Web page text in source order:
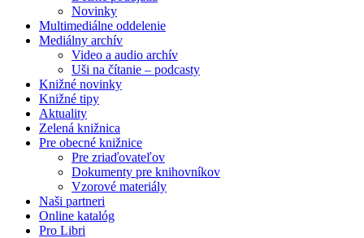
Novinky
Multimediálne oddelenie
Mediálny archív
Video a audio archív
Uši na čítanie – podcasty
Knižné novinky
Knižné tipy
Aktuality
Zelená knižnica
Pre obecné knižnice
Pre zriaďovateľov
Dokumenty pre knihovníkov
Vzorové materiály
Naši partneri
Online katalóg
Pro Libri